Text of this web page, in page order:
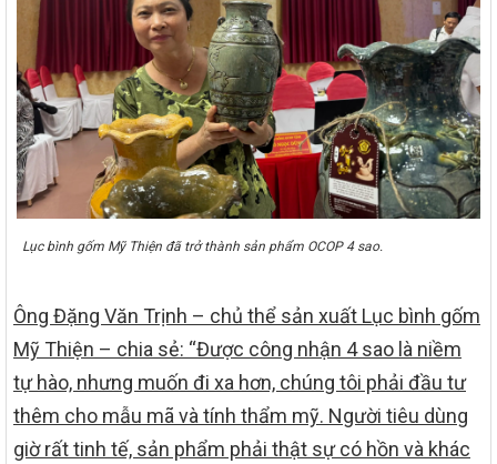
Lục bình gốm Mỹ Thiện đã trở thành sản phẩm OCOP 4 sao.
Ông Đặng Văn Trịnh – chủ thể sản xuất Lục bình gốm
Mỹ Thiện – chia sẻ: “Được công nhận 4 sao là niềm
tự hào, nhưng muốn đi xa hơn, chúng tôi phải đầu tư
thêm cho mẫu mã và tính thẩm mỹ. Người tiêu dùng
giờ rất tinh tế, sản phẩm phải thật sự có hồn và khác